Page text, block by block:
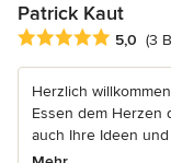
Patrick Kaut
Durchschnittliche
5,0 (3
Herzlich
Essen dem Herzen
auch Ihre Ideen und